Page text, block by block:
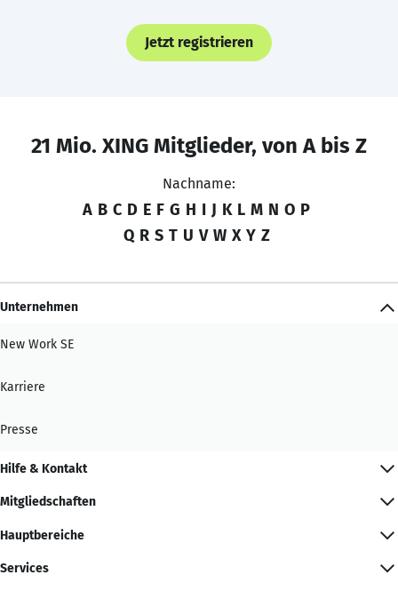
Jetzt registrieren
21 Mio. XING Mitglieder, von A bis Z
Nachname:
A B C D E F G H I J K L M N O P
Q R S T U V W X Y Z
Unternehmen
New Work SE
Karriere
Presse
Hilfe & Kontakt
Mitgliedschaften
Hauptbereiche
Services